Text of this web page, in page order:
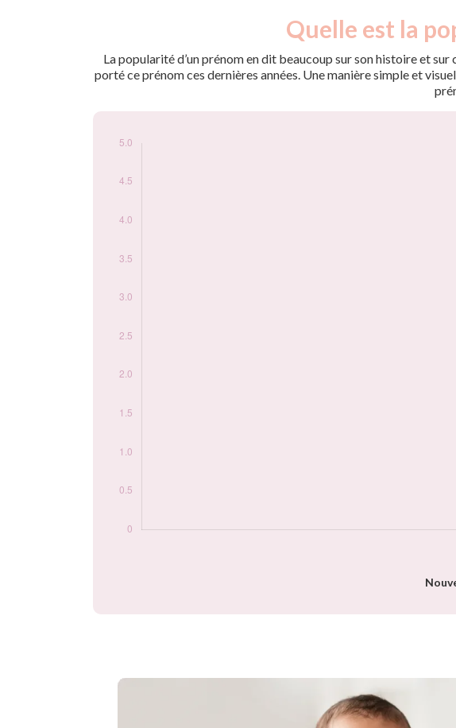
Quelle est la
La popularité d’un prénom en dit beaucoup sur son histoire et
porté ce prénom ces dernières années. Une manière simple et
Popularité du
2019
5